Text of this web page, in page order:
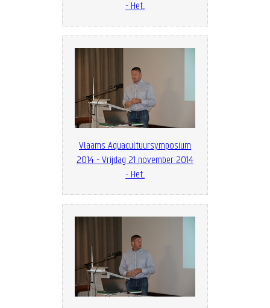
- Het...
Vlaams Aquacultuursymposium
2014 - Vrijdag 21 november 2014
- Het...